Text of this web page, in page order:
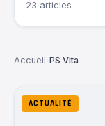
23 articles
Accueil PS Vita
ACTUALITÉ